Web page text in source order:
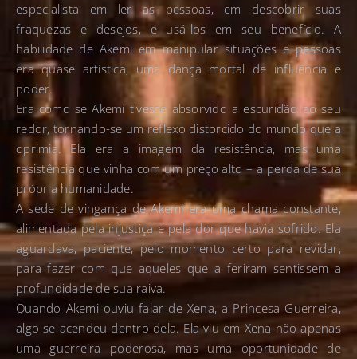
especialista em ler as pessoas, em descobrir suas
fraquezas e desejos, e usá-los em seu benefício. A
habilidade de Akemi em manipular situações e pessoas
era quase artística, uma dança mortal de influência e
poder.
Era como se Akemi tivesse absorvido a escuridão ao seu
redor, tornando-se um reflexo distorcido do mundo que a
oprimia. Ela era a imagem da resistência, mas uma
resistência que vinha com um preço alto – a perda de sua
própria humanidade.
A sede de vingança de Akemi era uma chama constante,
alimentada pela injustiça e pela dor que havia sofrido. Ela
aguardava, paciente, pelo momento certo para revidar,
para fazer com que aqueles que a feriram sentissem a
profundidade de sua raiva.
Quando Akemi ouviu falar de Xena, a Princesa Guerreira,
algo se acendeu dentro dela. Ela viu em Xena não apenas
uma guerreira poderosa, mas uma oportunidade de